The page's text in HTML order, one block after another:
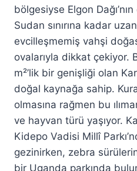
bölgesiyse Elgon
Sudan sınırına kadar
evcilleşmemiş vahşi
ovalarıyla dikkat çekiyor.
m²’lik bir genişliği olan
doğal kaynağa sahip.
olmasına rağmen bu
ve hayvan türü yaşıyor.
Kidepo Vadisi Millî
gezinirken, zebra
bir Uganda parkında